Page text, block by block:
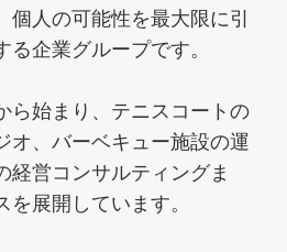
個人の可能性を最大限に引
る企業グループです。
ら始まり、テニスコートの
オ、バーベキュー施設の運
経営コンサルティングま
展開しています。